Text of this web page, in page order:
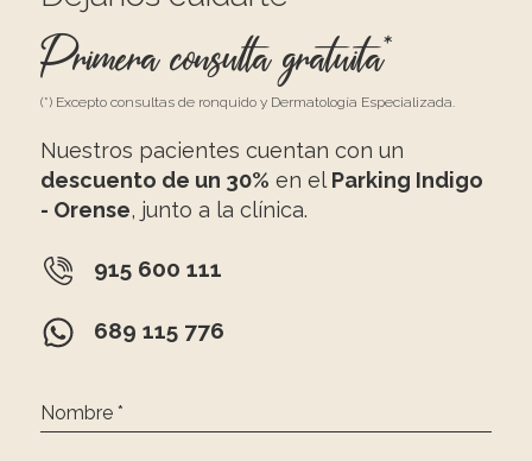
Primera consulta gratuita*
(*) Excepto consultas de ronquido y Dermatología Especializada.
Nuestros pacientes cuentan con un
descuento de un 30% en el Parking Indigo
- Orense, junto a la clínica.
915 600 111
689 115 776
Nombre *